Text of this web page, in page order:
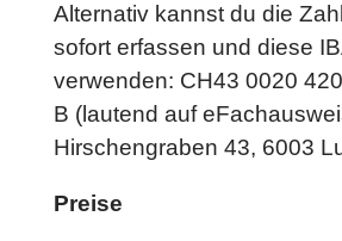
Alternativ kannst du die
sofort erfassen und diese
verwenden: CH43 0020
B (lautend auf
Hirschengraben 43, 6003
Preise